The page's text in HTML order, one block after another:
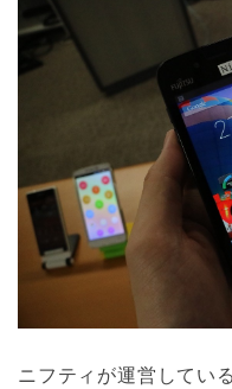
ニフティが運営してい